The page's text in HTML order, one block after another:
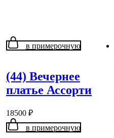
в примерочную
(44) Вечернее
платье Ассорти
18500 ₽
в примерочную